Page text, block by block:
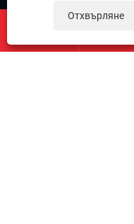
Продукти
Свържете се с нас
Отхвърляне